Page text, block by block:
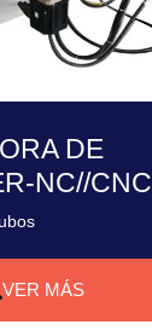
DE
NC//CNC
VER MÁS